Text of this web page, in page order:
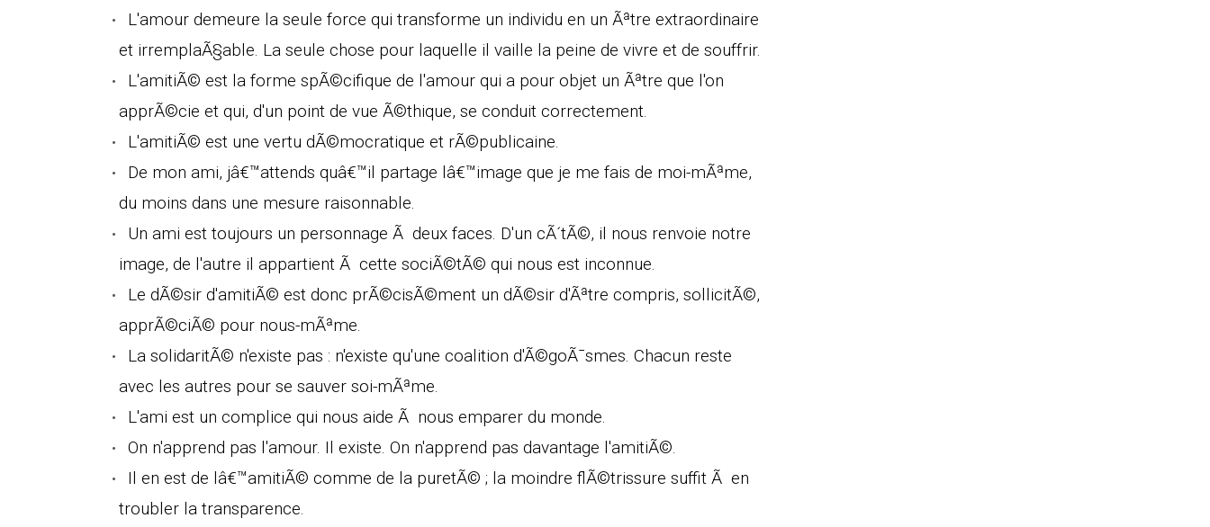
L'amour demeure la seule force qui transforme un individu en un Ãªtre extraordinaire
et irremplaÃ§able. La seule chose pour laquelle il vaille la peine de vivre et de souffrir.
L'amitiÃ© est la forme spÃ©cifique de l'amour qui a pour objet un Ãªtre que l'on
apprÃ©cie et qui, d'un point de vue Ã©thique, se conduit correctement.
L'amitiÃ© est une vertu dÃ©mocratique et rÃ©publicaine.
De mon ami, jâ€™attends quâ€™il partage lâ€™image que je me fais de moi-mÃªme,
du moins dans une mesure raisonnable.
Un ami est toujours un personnage Ã deux faces. D'un cÃ´tÃ©, il nous renvoie notre
image, de l'autre il appartient Ã cette sociÃ©tÃ© qui nous est inconnue.
Le dÃ©sir d'amitiÃ© est donc prÃ©cisÃ©ment un dÃ©sir d'Ãªtre compris, sollicitÃ©,
apprÃ©ciÃ© pour nous-mÃªme.
La solidaritÃ© n'existe pas : n'existe qu'une coalition d'Ã©goÃ¯smes. Chacun reste
avec les autres pour se sauver soi-mÃªme.
L'ami est un complice qui nous aide Ã nous emparer du monde.
On n'apprend pas l'amour. Il existe. On n'apprend pas davantage l'amitiÃ©.
Il en est de lâ€™amitiÃ© comme de la puretÃ© ; la moindre flÃ©trissure suffit Ã en
troubler la transparence.